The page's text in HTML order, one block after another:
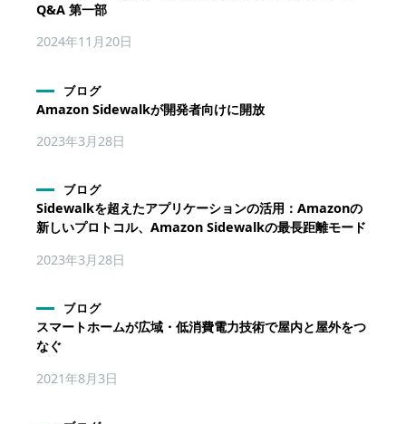
Q&A 第一部
2024年11月20日
ブログ
Amazon Sidewalkが開発者向けに開放
2023年3月28日
ブログ
Sidewalkを超えたアプリケーションの活用：Amazonの
新しいプロトコル、Amazon Sidewalkの最長距離モード
2023年3月28日
ブログ
スマートホームが広域・低消費電力技術で屋内と屋外をつ
なぐ
2021年8月3日